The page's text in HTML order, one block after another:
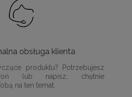
obsługa klienta
produktu? Potrzebujesz
lub napisz, chętnie
na ten temat.